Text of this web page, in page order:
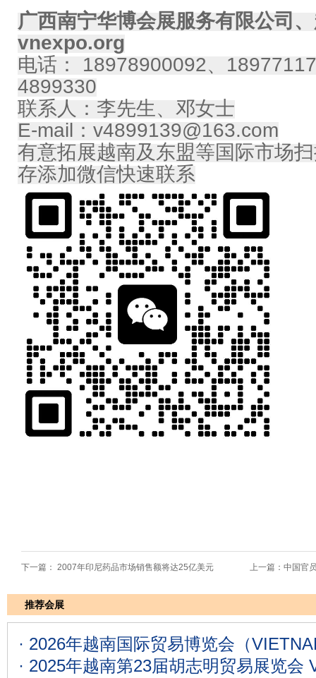
广西南宁华博会展服务有限公司
vnexpo.org
电话： 18978900092、
4899330
联系人：李先生、邓女士
E-mail：v4899139@163.com
有意拓展越南及东盟等国际市场
存添加微信快速联系
下一篇： 2007年印尼药品市场销售额将达25亿美元 上一篇： 中国官
推荐会展
· ‌2026年越南国际贸易博览会（
· 2025年越南第23届胡志明贸易展览会